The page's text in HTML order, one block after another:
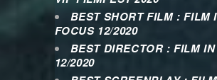
BEST SHORT FILM : FILM
FOCUS 12/2020
BEST DIRECTOR : FILM
12/2020